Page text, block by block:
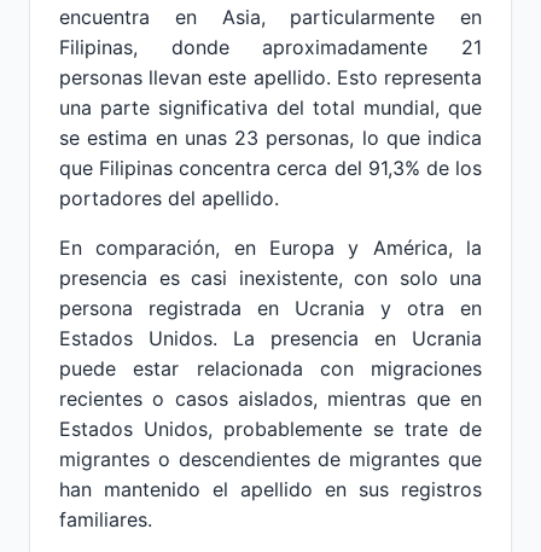
encuentra en Asia, particularmente en
Filipinas, donde aproximadamente 21
personas llevan este apellido. Esto representa
una parte significativa del total mundial, que
se estima en unas 23 personas, lo que indica
que Filipinas concentra cerca del 91,3% de los
portadores del apellido.
En comparación, en Europa y América, la
presencia es casi inexistente, con solo una
persona registrada en Ucrania y otra en
Estados Unidos. La presencia en Ucrania
puede estar relacionada con migraciones
recientes o casos aislados, mientras que en
Estados Unidos, probablemente se trate de
migrantes o descendientes de migrantes que
han mantenido el apellido en sus registros
familiares.